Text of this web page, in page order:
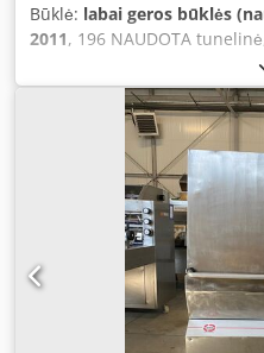
Būklė: labai geros būklės
2011, 196 NAUDOTA
Ciklai: plovimas, skalavimas,
DUOMENYS: - Galia: 96,4 kW
aukštis: 252, - plotis: 140
Dksdexpuzfspfx Acljr
ANGLŲ, VOKIEČIŲ,
KALBOMIS. Mūsų pasiūloje
vežimėlių krosnis,
prekybines krosnis,
bandelių linijas, pyragų
formavimo mašinas,
riestainių formavimo